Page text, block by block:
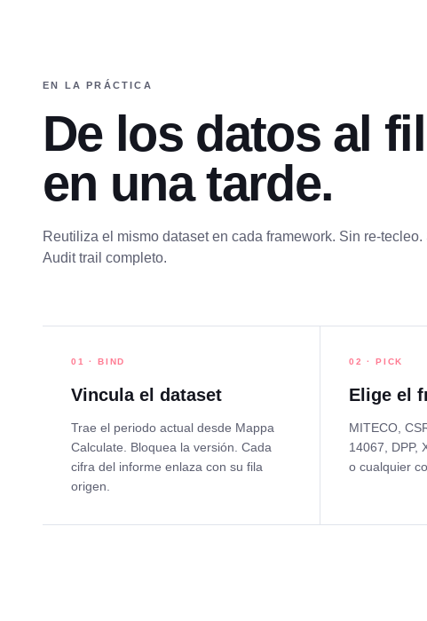
EN LA PRÁCTICA
De los datos al
en una tarde.
Reutiliza el mismo dataset en cada framework. Sin re-
Audit trail completo.
01 · BIND
Vincula el dataset
Trae el periodo actual desde Mappa
Calculate. Bloquea la versión. Cada
cifra del informe enlaza con su fila
origen.
02 · PICK
Elige el
MITECO,
14067, DPP,
o cualquier